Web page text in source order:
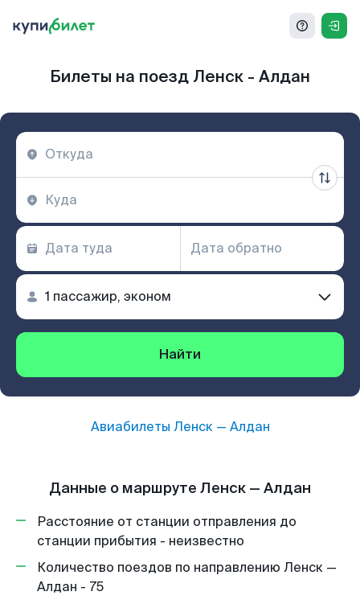
Билеты на поезд Ленск - Алдан
Найти
Авиабилеты Ленск— Алдан
Данные о маршруте Ленск — Алдан
Расстояние от станции отправления до
станции прибытия - неизвестно
Количество поездов по направлению Ленск —
Алдан - 75